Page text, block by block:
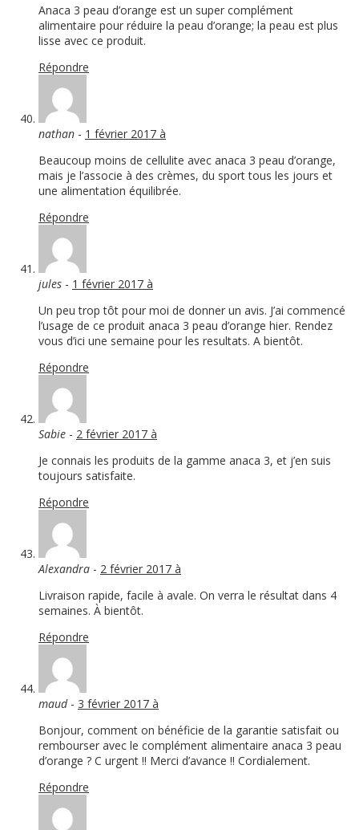
Anaca 3 peau d’orange est un super complément
alimentaire pour réduire la peau d’orange; la peau est plus
lisse avec ce produit.
Répondre
nathan - 1 février 2017 à
Beaucoup moins de cellulite avec anaca 3 peau d’orange,
mais je l’associe à des crèmes, du sport tous les jours et
une alimentation équilibrée.
Répondre
jules - 1 février 2017 à
Un peu trop tôt pour moi de donner un avis. J’ai commencé
l’usage de ce produit anaca 3 peau d’orange hier. Rendez
vous d’ici une semaine pour les resultats. A bientôt.
Répondre
Sabie - 2 février 2017 à
Je connais les produits de la gamme anaca 3, et j’en suis
toujours satisfaite.
Répondre
Alexandra - 2 février 2017 à
Livraison rapide, facile à avale. On verra le résultat dans 4
semaines. À bientôt.
Répondre
maud- 3 février 2017 à
Bonjour, comment on bénéficie de la garantie satisfait ou
rembourser avec le complément alimentaire anaca 3 peau
d’orange ? C urgent !! Merci d’avance !! Cordialement.
Répondre